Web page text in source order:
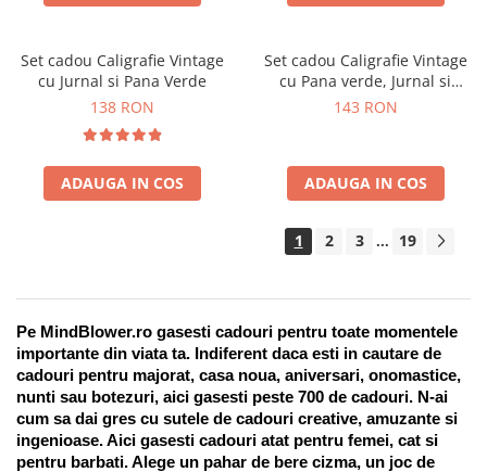
Set cadou Caligrafie Vintage
cu Jurnal si Pana Verde
138 RON
ADAUGA IN COS
Set cadou Caligrafie Vintage
cu Pana verde, Jurnal si
Suport pentru stilou, 9 piese
143 RON
ADAUGA IN COS
1 2 3 ... 19
Pe MindBlower.ro gasesti cadouri pentru toate momentele
importante din viata ta. Indiferent daca esti in cautare de
cadouri pentru majorat, casa noua, aniversari, onomastice,
nunti sau botezuri, aici gasesti peste 700 de cadouri. N-ai
cum sa dai gres cu sutele de cadouri creative, amuzante si
ingenioase. Aici gasesti cadouri atat pentru femei, cat si
pentru barbati. Alege un pahar de bere cizma, un joc de